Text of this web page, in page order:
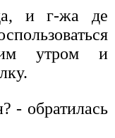
и г-жа де
утром и
- обратилась